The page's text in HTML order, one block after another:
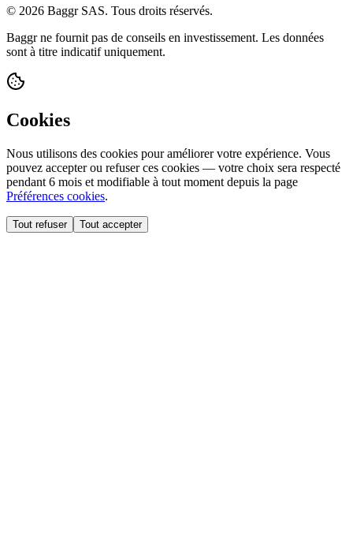
© 2026 Baggr SAS. Tous droits réservés.
Baggr ne fournit pas de conseils en investissement. Les données
sont à titre indicatif uniquement.
Cookies
Nous utilisons des cookies pour améliorer votre expérience. Vous
pouvez accepter ou refuser ces cookies — votre choix sera respecté
pendant 6 mois et modifiable à tout moment depuis la page
Préférences cookies.
Tout refuser Tout accepter